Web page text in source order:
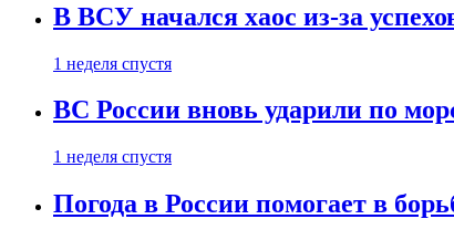
В ВСУ начался хаос из-за
1 неделя спустя
ВС России вновь ударили по
1 неделя спустя
Погода в России помогает в